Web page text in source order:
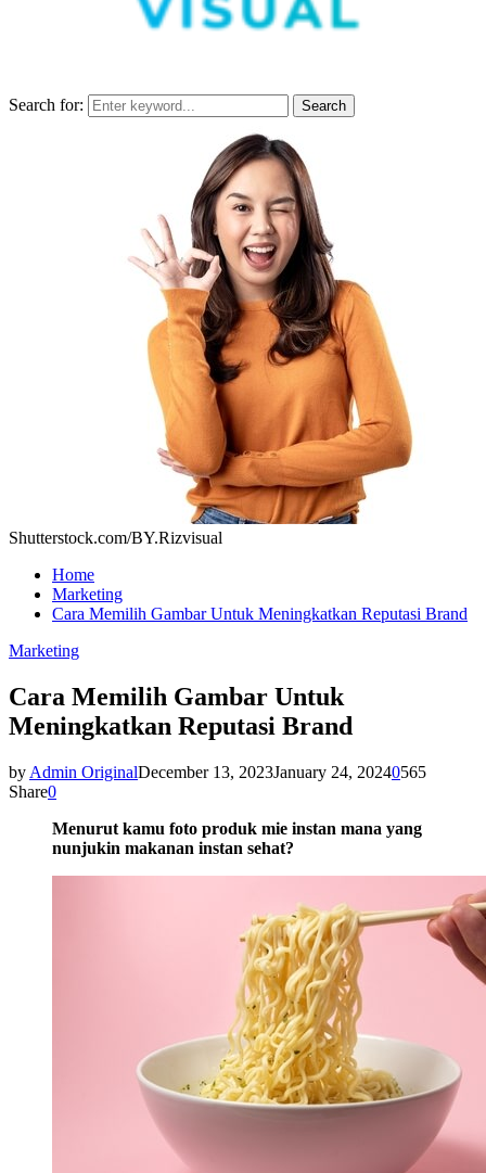
Search for: Search
Shutterstock.com/BY.Rizvisual
Home
Marketing
Cara Memilih Gambar Untuk Meningkatkan Reputasi Brand
Marketing
Cara Memilih Gambar Untuk
Meningkatkan Reputasi Brand
by Admin OriginalDecember 13, 2023January 24, 20240565
Share0
Menurut kamu foto produk mie instan mana yang
nunjukin makanan instan sehat?